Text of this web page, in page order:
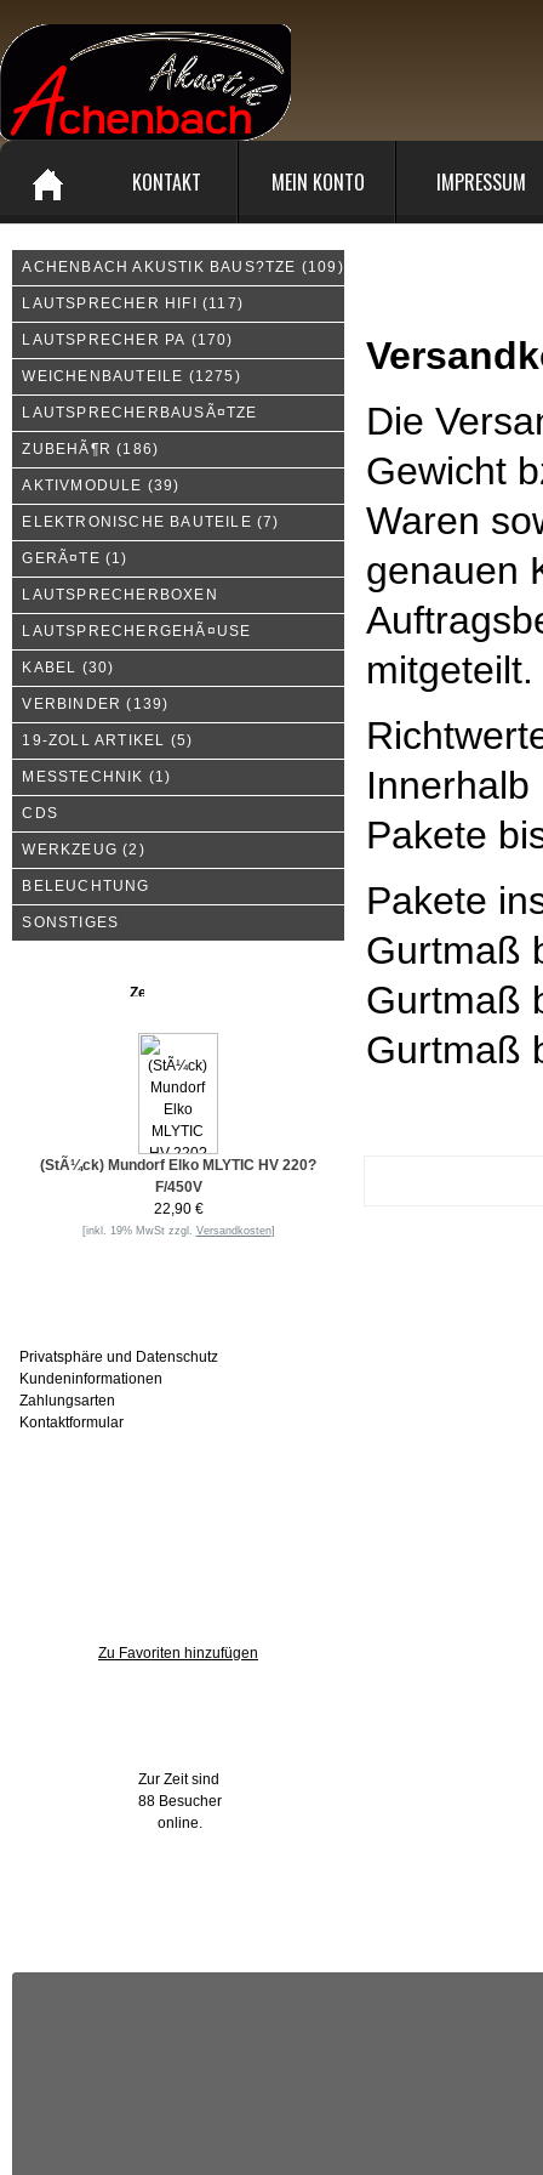
KONTAKT MEIN KONTO IMPRESSUM
ACHENBACH AKUSTIK BAUS?TZE (109)
LAUTSPRECHER HIFI (117)
LAUTSPRECHER PA (170)
WEICHENBAUTEILE (1275)
LAUTSPRECHERBAUSÃ¤TZE
ZUBEHÃ¶R (186)
AKTIVMODULE (39)
ELEKTRONISCHE BAUTEILE (7)
GERÃ¤TE (1)
LAUTSPRECHERBOXEN
LAUTSPRECHERGEHÃ¤USE
KABEL (30)
VERBINDER (139)
19-ZOLL ARTIKEL (5)
MESSTECHNIK (1)
CDS
WERKZEUG (2)
BELEUCHTUNG
SONSTIGES
(StÃ¼ck) Mundorf Elko MLYTIC HV 220?
F/450V
22,90 €
[inkl. 19% MwSt zzgl. Versandkosten]
Privatsphäre und Datenschutz
Kundeninformationen
Zahlungsarten
Kontaktformular
Zu Favoriten hinzufügen
Zur Zeit sind
88 Besucher
online.
Die
Gewicht
Waren
genauen
mitgeteilt.
Innerhalb
Pakete
Pakete
Gurtmaß
Gurtmaß
Gurtmaß